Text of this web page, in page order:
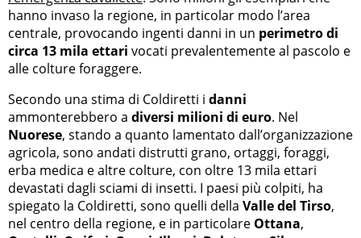
hanno invaso la regione, in particolar modo l’area
centrale, provocando ingenti danni in un perimetro di
circa 13 mila ettari vocati prevalentemente al pascolo e
alle colture foraggere.
Secondo una stima di Coldiretti i danni
ammonterebbero a diversi milioni di euro. Nel
Nuorese, stando a quanto lamentato dall’organizzazione
agricola, sono andati distrutti grano, ortaggi, foraggi,
erba medica e altre colture, con oltre 13 mila ettari
devastati dagli sciami di insetti. I paesi più colpiti, ha
spiegato la Coldiretti, sono quelli della Valle del Tirso,
nel centro della regione, e in particolare Ottana,